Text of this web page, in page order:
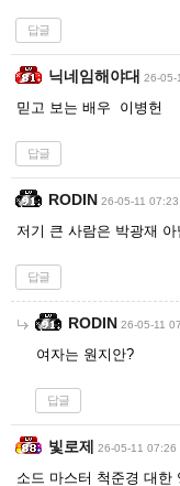
답글
닉네임해야대 26-05-
믿고 보는 배우 이병헌
답글
RODIN 26-05-11 07:23
저기 큰 사람은 박광재 아
답글
RODIN 26-05-11
여자는 원지안?
답글
빛로제 26-05-11 07:26
소드 마스터 척준경 대한